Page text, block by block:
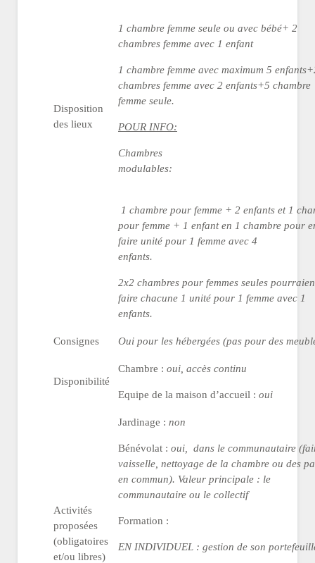
Disposition
des lieux
1 chambre femme seule ou avec bébé+ 2
chambres femme avec 1 enfant
1 chambre femme avec maximum 5
chambres femme avec 2 enfants+5 chambre
femme seule.
POUR INFO:
Chambres
1 chambre pour femme + 2 enfants et 1
pour femme + 1 enfant en 1 chambre pour
faire unité pour 1 femme avec 4
enfants.
2x2 chambres pour femmes seules
faire chacune 1 unité pour 1 femme avec 1
enfants.
Consignes Oui pour les hébergées (pas pour des
Disponibilité
Chambre : oui, accès continu
Equipe de la maison d’accueil : oui
Activités
proposées
(obligatoires
et/ou libres)
Jardinage : non
Bénévolat : oui, dans le communautaire
vaisselle, nettoyage de la chambre ou des
en commun). Valeur principale : le
communautaire ou le collectif
Formation :
EN INDIVIDUEL : gestion de son